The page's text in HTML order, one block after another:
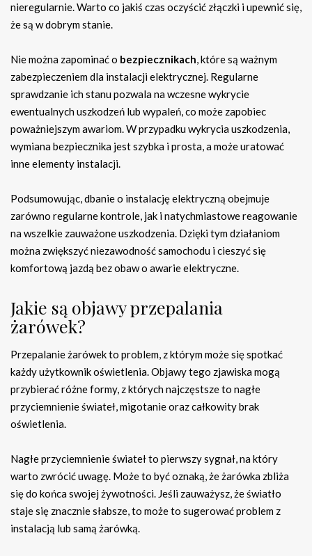
nieregularnie. Warto co jakiś czas oczyścić złączki i upewnić się,
że są w dobrym stanie.
Nie można zapominać o bezpiecznikach, które są ważnym
zabezpieczeniem dla instalacji elektrycznej. Regularne
sprawdzanie ich stanu pozwala na wczesne wykrycie
ewentualnych uszkodzeń lub wypaleń, co może zapobiec
poważniejszym awariom. W przypadku wykrycia uszkodzenia,
wymiana bezpiecznika jest szybka i prosta, a może uratować
inne elementy instalacji.
Podsumowując, dbanie o instalację elektryczną obejmuje
zarówno regularne kontrole, jak i natychmiastowe reagowanie
na wszelkie zauważone uszkodzenia. Dzięki tym działaniom
można zwiększyć niezawodność samochodu i cieszyć się
komfortową jazdą bez obaw o awarie elektryczne.
Jakie są objawy przepalania
żarówek?
Przepalanie żarówek to problem, z którym może się spotkać
każdy użytkownik oświetlenia. Objawy tego zjawiska mogą
przybierać różne formy, z których najczęstsze to nagłe
przyciemnienie świateł, migotanie oraz całkowity brak
oświetlenia.
Nagłe przyciemnienie świateł to pierwszy sygnał, na który
warto zwrócić uwagę. Może to być oznaką, że żarówka zbliża
się do końca swojej żywotności. Jeśli zauważysz, że światło
staje się znacznie słabsze, to może to sugerować problem z
instalacją lub samą żarówką.